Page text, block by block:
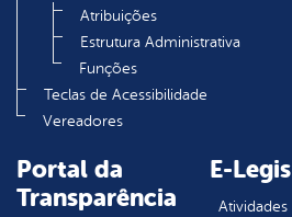
Atribuições
Estrutura Administrativa
Funções
Teclas de Acessibilidade
Vereadores
Portal da
Transparência
E-Legis
Atividades